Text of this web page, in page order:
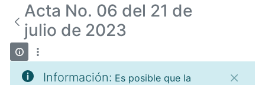
Acta No. 06 del 21 de
julio de 2023
Información: Es posible que la